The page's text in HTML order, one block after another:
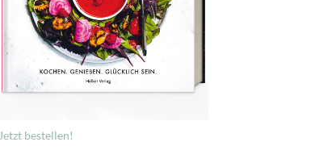
Jetzt bestellen!